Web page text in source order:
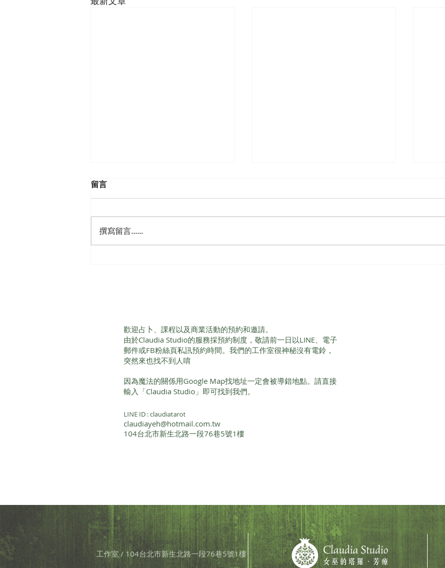
峰
留言
撰寫留言......
歡迎占卜、課程以及商業活動的預約和邀請。
由於Claudia Studio的服務採預約制度，敬請前一日以LINE、電子
郵件或FB粉絲頁私訊預約時間。我們的工作室很神秘沒有電鈴，
突然來也找不到人唷
因為魔法的關係用Google Map找地址一定會被導錯地點。請直接
輸入「Claudia Studio」即可找到我們。
LINE ID : claudiatarot
claudiayeh@hotmail.com.tw
104台北市新生北路一段76巷5號1樓
工作室 / 104台北市新生北路一段76巷5號1樓​